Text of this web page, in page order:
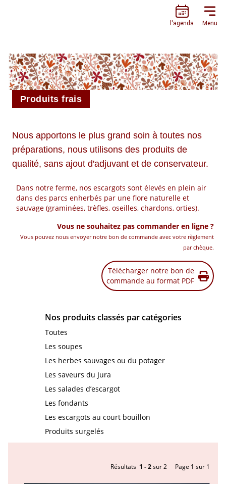
l'agenda Menu
Produits frais
Nous apportons le plus grand soin à toutes nos
préparations, nous utilisons des produits de
qualité, sans ajout d'adjuvant et de conservateur.
Dans notre ferme, nos escargots sont élevés en plein air
dans des parcs enherbés par une flore naturelle et
sauvage (graminées, trèfles, oseilles, chardons, orties).
Vous ne souhaitez pas commander en ligne ?
Vous pouvez nous envoyer notre bon de commande avec votre règlement
par chèque.
Télécharger notre bon de
commande au format PDF
Nos produits classés par catégories
Toutes
Les soupes
Les herbes sauvages ou du potager
Les saveurs du Jura
Les salades d’escargot
Les fondants
Les escargots au court bouillon
Produits surgelés
Résultats 1 - 2sur 2 Page 1 sur 1